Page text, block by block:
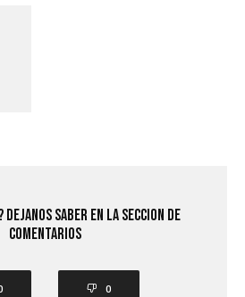
Dejanos saber en la seccion de
comentarios
0